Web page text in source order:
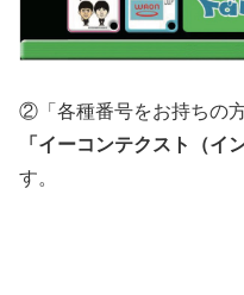
②「各種番号をお持ちの
「イーコンテクスト（イ
す。